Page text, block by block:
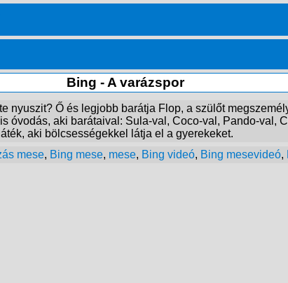
Bing - A varázspor
nyuszit? Ő és legjobb barátja Flop, a szülőt
óvodás, aki barátaival: Sula-val, Coco-val, Pando-val,
aki bölcsességekkel látja el a gyerekeket.
mese, Bing mese, mese, Bing videó, Bing mesevideó,